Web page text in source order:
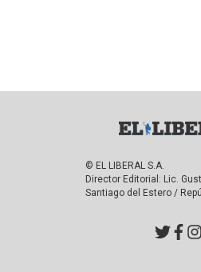
© EL LIBERAL S.A.
Director Editorial: Lic.
Santiago del Estero /